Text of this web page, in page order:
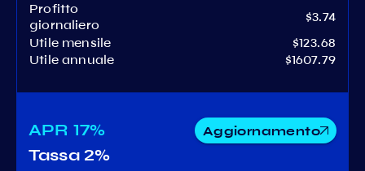
Profitto
giornaliero
$3.74
Utile mensile
$123.68
Utile annuale
$1607.79
APR 17% Aggiornamento
Tassa2%